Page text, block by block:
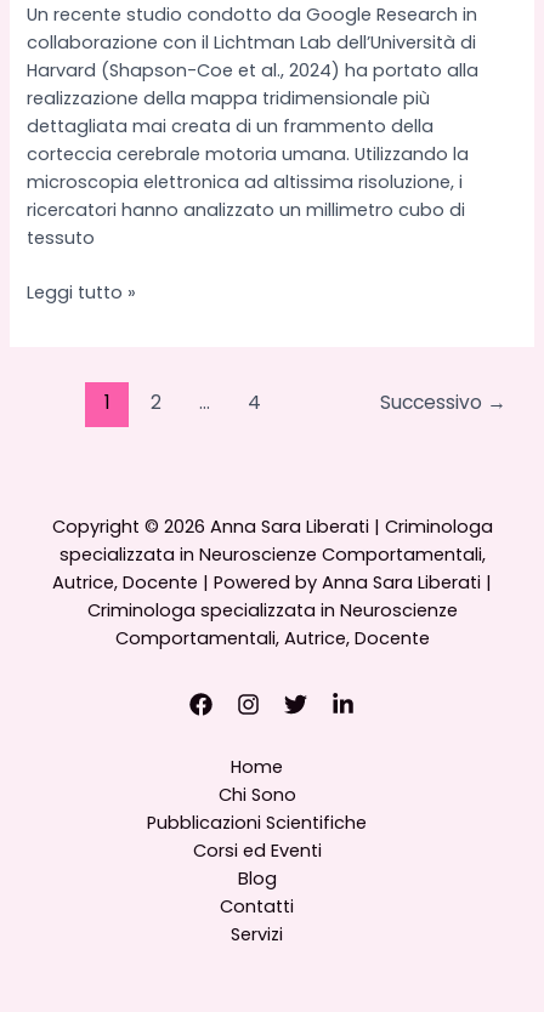
Un recente studio condotto da Google Research in
collaborazione con il Lichtman Lab dell’Università di
Harvard (Shapson-Coe et al., 2024) ha portato alla
realizzazione della mappa tridimensionale più
dettagliata mai creata di un frammento della
corteccia cerebrale motoria umana. Utilizzando la
microscopia elettronica ad altissima risoluzione, i
ricercatori hanno analizzato un millimetro cubo di
tessuto
Ricostruzione
piramidale
connessioni:
Leggi tutto »
1 2 … 4 Successivo →
Copyright © 2026 Anna Sara Liberati | Criminologa
specializzata in Neuroscienze Comportamentali,
Autrice, Docente | Powered by Anna Sara Liberati |
Criminologa specializzata in Neuroscienze
Comportamentali, Autrice, Docente
Home
Chi Sono
Pubblicazioni Scientifiche
Corsi ed Eventi
Blog
Contatti
Servizi